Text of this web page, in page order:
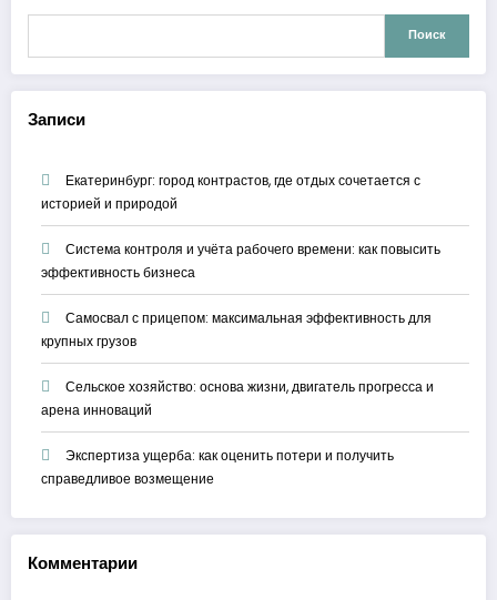
Поиск
Записи
Екатеринбург: город контрастов, где отдых сочетается с
историей и природой
Система контроля и учёта рабочего времени: как повысить
эффективность бизнеса
Самосвал с прицепом: максимальная эффективность для
крупных грузов
Сельское хозяйство: основа жизни, двигатель прогресса и
арена инноваций
Экспертиза ущерба: как оценить потери и получить
справедливое возмещение
Комментарии